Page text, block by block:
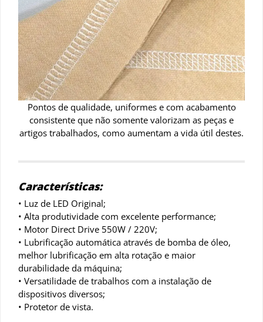
Pontos de qualidade, uniformes e com acabamento
consistente que não somente valorizam as peças e
artigos trabalhados, como aumentam a vida útil destes.
Características:
• Luz de LED Original;
• Alta produtividade com excelente performance;
• Motor Direct Drive 550W / 220V;
• Lubrificação automática através de bomba de óleo,
melhor lubrificação em alta rotação e maior
durabilidade da máquina;
• Versatilidade de trabalhos com a instalação de
dispositivos diversos;
• Protetor de vista.